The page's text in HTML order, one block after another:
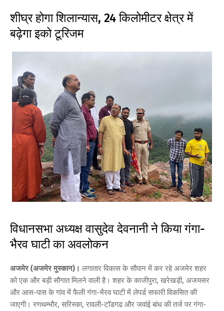
शीघ्र होगा शिलान्यास, 24 किलोमीटर क्षेत्र में
बढ़ेगा इको टूरिजम
विधानसभा अध्यक्ष वासुदेव देवनानी ने किया गंगा-
भैरव घाटी का अवलोकन
अजमेर (अजमेर मुस्कान)। लगातार विकास के सौपान में कर रहे अजमेर शहर
को एक और बड़ी सौगात मिलने वाली है। शहर के काजीपुरा, खरेखड़ी, अजयसर
और आस-पास के गांव में फैली गंगा-भैरव घाटी में लेपर्ड सफारी विकसित की
जाएगी। रणथम्भौर, सरिस्का, रावली-टॉडगढ और जवांई बांध की तर्ज पर गंगा-